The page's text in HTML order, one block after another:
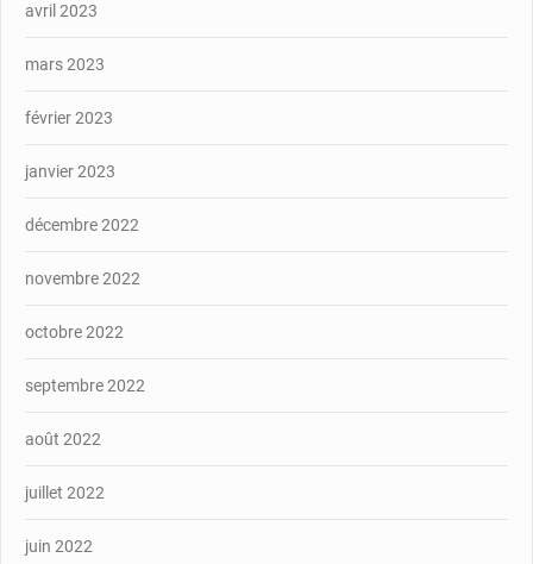
avril 2023
mars 2023
février 2023
janvier 2023
décembre 2022
novembre 2022
octobre 2022
septembre 2022
août 2022
juillet 2022
juin 2022